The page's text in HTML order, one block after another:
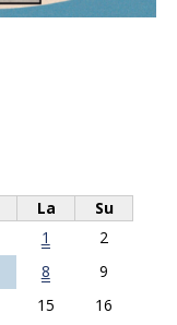
La
Su
1
2
8
9
15
16